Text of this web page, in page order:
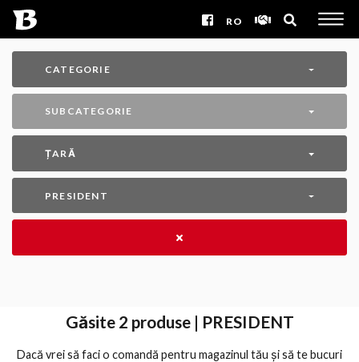
RO
CATEGORIE
SUBCATEGORIE
ȚARĂ
PRESIDENT
Găsite 2 produse | PRESIDENT
Dacă vrei să faci o comandă pentru magazinul tău și să te bucuri